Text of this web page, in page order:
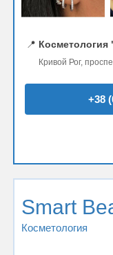
📍 Косметология
Кривой Рог,
+38
Smart
Косметология